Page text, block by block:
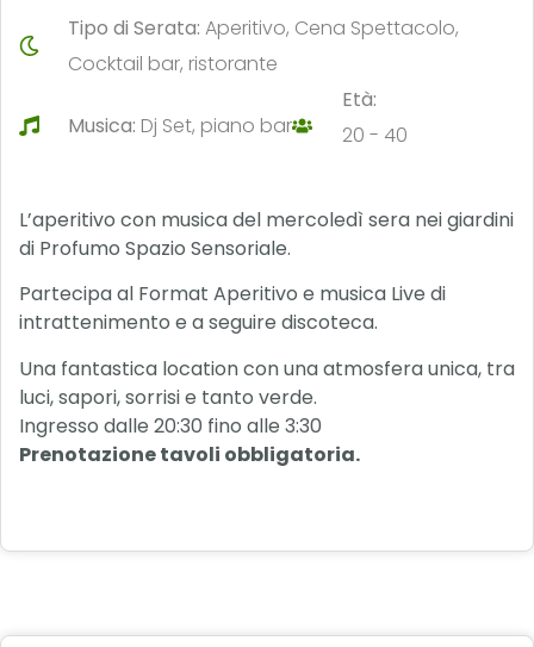
Tipo di Serata:Aperitivo, Cena Spettacolo,
Cocktail bar, ristorante
Musica: Dj Set, piano bar
Età:
20 - 40
L’aperitivo con musica del mercoledì sera nei giardini
di Profumo Spazio Sensoriale.
Partecipa al Format Aperitivo e musica Live di
intrattenimento e a seguire discoteca.
Una fantastica location con una atmosfera unica, tra
luci, sapori, sorrisi e tanto verde.
Ingresso dalle 20:30 fino alle 3:30
Prenotazione tavoli obbligatoria.